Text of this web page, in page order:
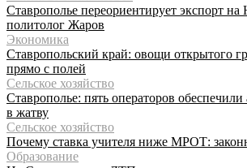
Ставрополье переориентирует экспорт
политолог Жаров
Экономика
Ставропольский край: овощи открытого
прямо с полей
Сельское хозяйство
Ставрополье: пять операторов
в жатву
Сельское хозяйство
Почему ставка учителя ниже МРОТ:
Образование